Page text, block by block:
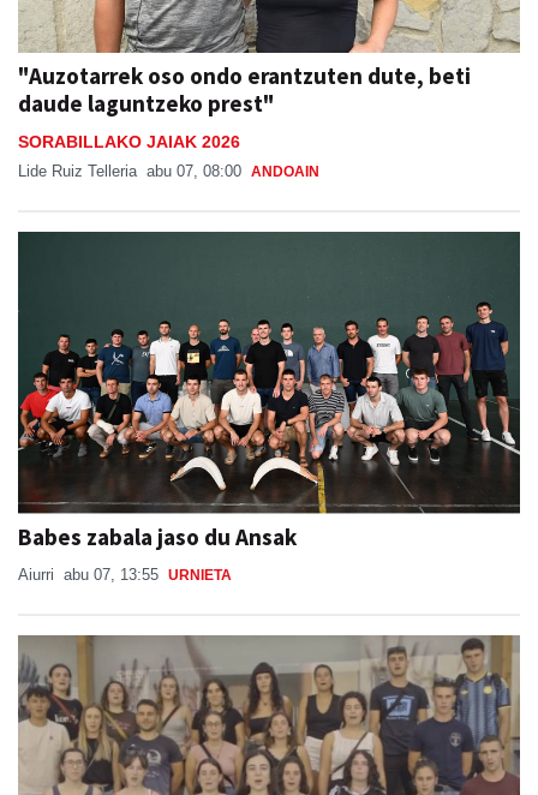
"Auzotarrek oso ondo erantzuten dute, beti
daude laguntzeko prest"
SORABILLAKO JAIAK 2026
Lide Ruiz Telleria abu 07, 08:00 ANDOAIN
Babes zabala jaso du Ansak
Aiurri abu 07, 13:55 URNIETA